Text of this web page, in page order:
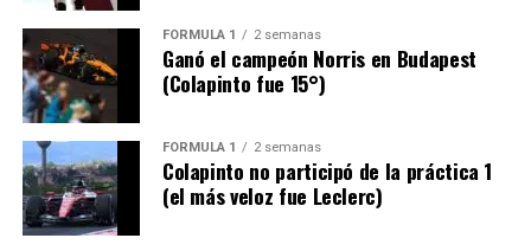
Daniel Tuninetti
Rubén Miglio
Santiago Córdoba
Hernán Filippi
Maximiliano Bocco
Santiago Bocco
FÓRMULA 1 2 semanas
Ganó el campeón Norris en Budapest
(Colapinto fue 15°)
FÓRMULA 1 2 semanas
Colapinto no participó de la práctica 1
(el más veloz fue Leclerc)